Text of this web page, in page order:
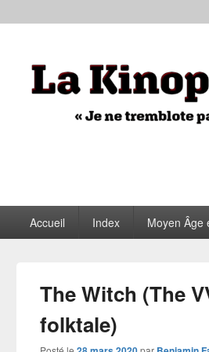
La
principalAccueil Index Moyen Âge
The Witch (The
folktale)